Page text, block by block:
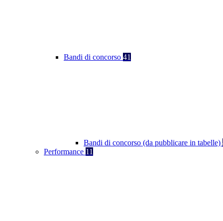
Bandi di concorso 41
Bandi di concorso (da pubblicare in tabelle)
Performance 11